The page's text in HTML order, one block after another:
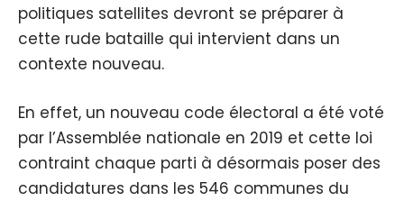
politiques satellites devront se préparer à
cette rude bataille qui intervient dans un
contexte nouveau.
En effet, un nouveau code électoral a été voté
par l’Assemblée nationale en 2019 et cette loi
contraint chaque parti à désormais poser des
candidatures dans les 546 communes du